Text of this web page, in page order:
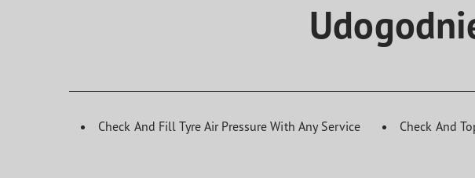
Check And Fill Tyre Air Pressure With Any Service Check And